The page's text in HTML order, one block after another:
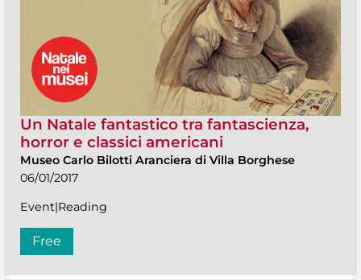
Un Natale fantastico tra fantascienza,
horror e classici americani
Museo Carlo Bilotti Aranciera di Villa Borghese
06/01/2017
Event|Reading
Free